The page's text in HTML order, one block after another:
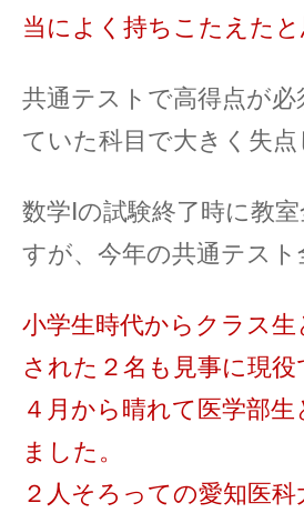
当によく持ちこたえたと
共通テストで高得点が
ていた科目で大きく失
数学Ⅰの試験終了時に教
すが、今年の共通テス
小学生時代からクラス
された２名も見事に現
４月から晴れて医学部
ました。
２人そろっての愛知医